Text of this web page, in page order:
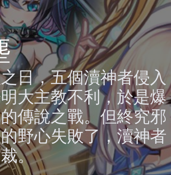
日，五個瀆神者侵入
大主教不利，於是爆
傳說之戰。但終究邪
野心失敗了，瀆神者
。